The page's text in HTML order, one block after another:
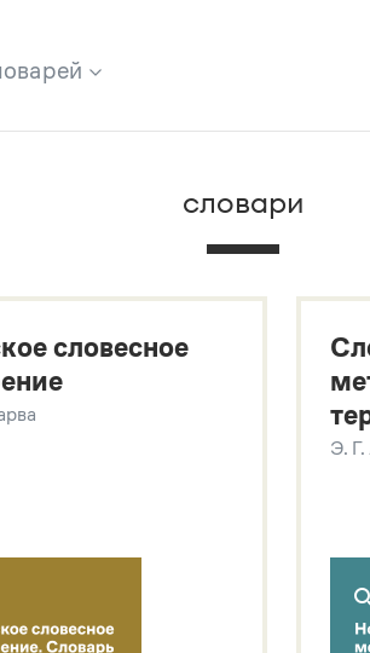
вся информация из
словари
словесное
Э.